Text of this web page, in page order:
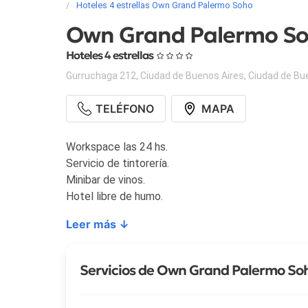
Hoteles 4 estrellas Own Grand Palermo Soho
Own Grand Palermo
Hoteles 4 estrellas
Gurruchaga 212, Ciudad de Buenos Aires, Ciudad de
TELÉFONO MAPA
Workspace las 24 hs.
Servicio de tintorería.
Minibar de vinos.
Hotel libre de humo.
Leer más ↓
Servicios de Own Grand Palermo